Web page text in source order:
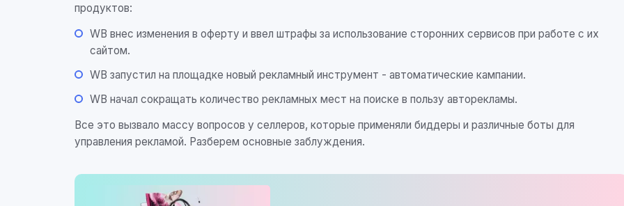
продуктов:
WB внес изменения в оферту и ввел штрафы за использование сторонних сервисов при работе с их
сайтом.
WB запустил на площадке новый рекламный инструмент - автоматические кампании.
WB начал сокращать количество рекламных мест на поиске в пользу авторекламы.
Все это вызвало массу вопросов у селлеров, которые применяли биддеры и различные боты для
управления рекламой. Разберем основные заблуждения.